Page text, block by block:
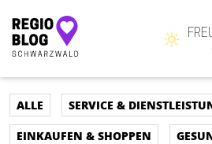
Hauptnavigation
ALLE
SERVICE &
EINKAUFEN & SHOPPEN